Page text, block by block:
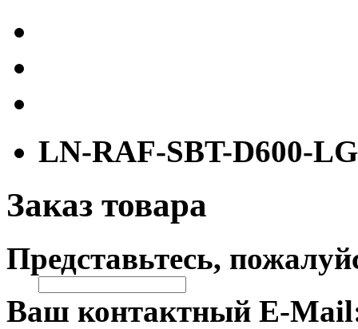
LN-RAF-SBT-D600-LG
Заказ товара
Представьтесь,
Ваш контактный E-